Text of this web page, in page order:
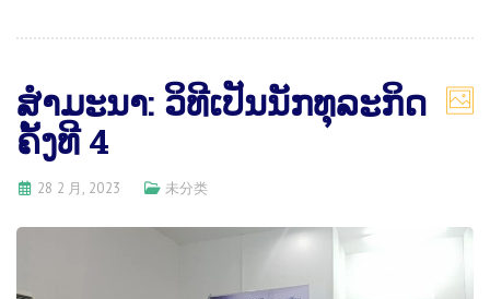
ສຳ​ມະ​ນາ: ​ວິ​ທີ​ເປັນ​ນັກ​ທຸ​ລະ​ກິດ
ຄັ້ງ​ທີ 4
28 2 月, 2023 未分类